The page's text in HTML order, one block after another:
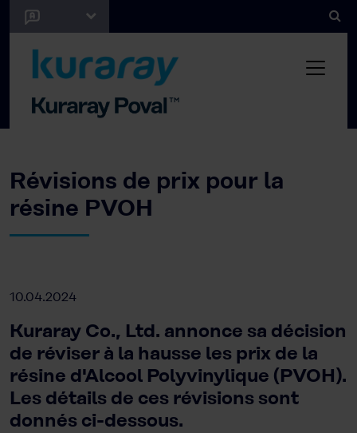
Révisions de prix pour la
résine PVOH
10.04.2024
Kuraray Co., Ltd. annonce sa décision
de réviser à la hausse les prix de la
résine d'Alcool Polyvinylique (PVOH).
Les détails de ces révisions sont
donnés ci-dessous.